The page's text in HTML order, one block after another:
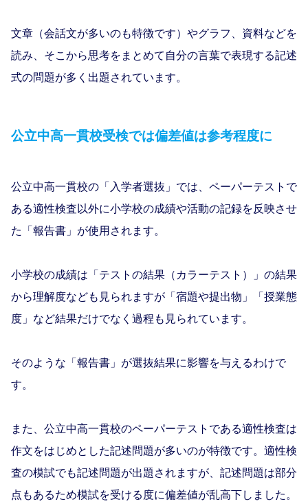
文章（会話文が多いのも特徴です）やグラフ、資料などを
読み、そこから思考をまとめて自分の言葉で表現する記述
式の問題が多く出題されています。
公立中高一貫校受検では偏差値は参考程度に
公立中高一貫校の「入学者選抜」では、ペーパーテストで
ある適性検査以外に小学校の成績や活動の記録を反映させ
た「報告書」が使用されます。
小学校の成績は「テストの結果（カラーテスト）」の結果
から理解度なども見られますが「宿題や提出物」「授業態
度」など結果だけでなく過程も見られています。
そのような「報告書」が選抜結果に影響を与えるわけで
す。
また、公立中高一貫校のペーパーテストである適性検査は
作文をはじめとした記述問題が多いのが特徴です。適性検
査の模試でも記述問題が出題されますが、記述問題は部分
点もあるため模試を受ける度に偏差値が乱高下しました。